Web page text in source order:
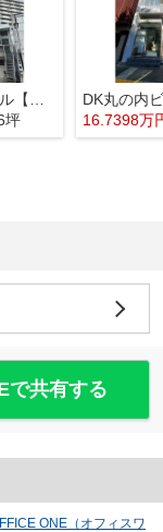
坪 16.7398万
で共有する
ONE（オフィスワ